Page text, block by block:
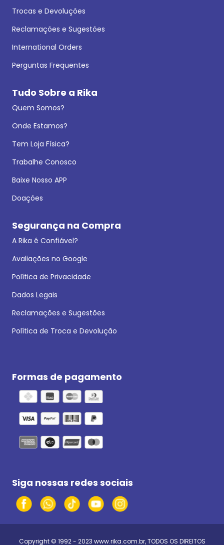
Trocas e Devoluções
Reclamações e Sugestões
International Orders
Perguntas Frequentes
Tudo Sobre a Rika
Quem Somos?
Onde Estamos?
Tem Loja Física?
Trabalhe Conosco
Baixe Nosso APP
Doações
Segurança na Compra
A Rika é Confiável?
Avaliações no Google
Política de Privacidade
Dados Legais
Reclamações e Sugestões
Política de Troca e Devolução
Formas de pagamento
Siga nossas redes sociais
Copyright © 1992 - 2023 www.rika.com.br, TODOS OS DIREITOS